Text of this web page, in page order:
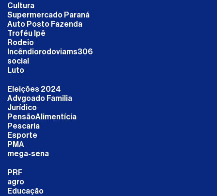
Cultura
Supermercado Paraná
Auto Posto Fazenda
Troféu Ipê
Rodeio
Incêndiorodoviams306
social
Luto
Eleições 2024
Advgoado Familia
Jurídico
PensãoAlimentícia
Pescaria
Esporte
PMA
mega-sena
PRF
agro
Educação